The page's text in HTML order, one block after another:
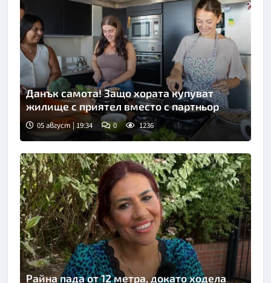
Данък самота! Защо хората купуват
жилище с приятел вместо с партньор
05 август | 19:34 0 1236
Райна пада от 12 метра, докато ходела